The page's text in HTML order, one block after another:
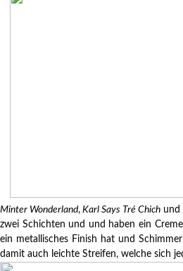
Minter Wonderland, Karl Says Tré Chich und
zwei Schichten und und haben ein
ein metallisches Finish hat und
damit auch leichte Streifen, welche sich